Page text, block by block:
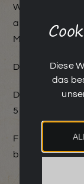
Kontakt
Wir liefern bzw.
ausschließlich
Die Lieferung
Die Lieferzeit
5 – 10 Werktage.
Für
bitte per E-Mail
Diese
das